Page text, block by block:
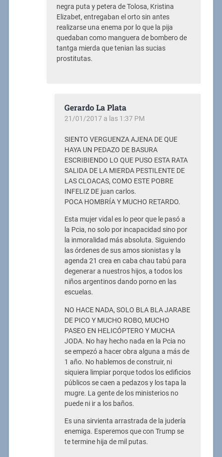
negra puta y petera de Tolosa, Kristina
Elizabet, entregaban el orto sin antes
realizarse una enema por lo que la pija
quedaban como manguera de bombero de
tantga mierda que tenian las sucias
prostitutas.
Gerardo La Plata
21/01/2017 a las 1:37 PM
SIENTO VERGUENZA AJENA DE QUE
HAYA UN PEDAZO DE BASURA
ESCRIBIENDO LO QUE PUSO ESTA RATA
SALIDA DE LA MIERDA PESTILENTE DE
LAS CLOACAS, COMO ESTE POBRE
INFELIZ DE juan carlos.
POCA HOMBRÍA Y MUCHO RETARDO.
Esta mujer vidal es lo peor que le pasó a
la Pcia, no solo por incapacidad sino por
la inmoralidad más absoluta. Siguiendo
las órdenes de sus amos sionistas y la
agenda 21 crea en caba chau tabú para
degenerar a nuestros hijos, a todos los
niños argentinos dando porno en las
escuelas.
NO HACE NADA, SOLO BLA BLA JARABE
DE PICO Y MUCHO ROBO, MUCHO
PASEO EN HELICÓPTERO Y MUCHA
JODA. No hay hecho nada en la Pcia no
se empezó a hacer obra alguna a más de
1 año. No hablemos de construir, ni
siquiera limpiar porque todos los edificios
públicos se caen a pedazos y los tapa la
mugre. La gente de los ministerios no
puede ni ir a los baños.
Es una sirvienta arrastrada de la judería
enemiga. Esperemos que con Trump se
te termine hija de mil putas.